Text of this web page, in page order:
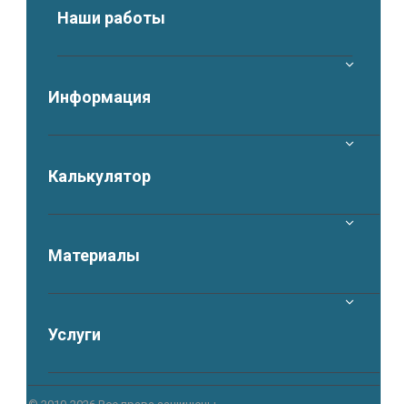
Наши работы
Информация
Калькулятор
Материалы
Услуги